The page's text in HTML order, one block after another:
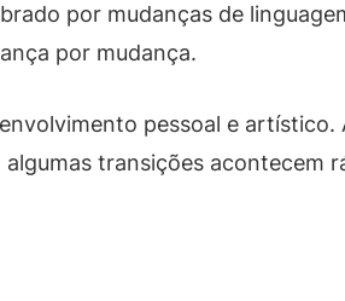
por mudanças de
por mudança.
pessoal e artístico.
transições acontecem